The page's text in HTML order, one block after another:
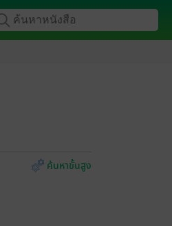
ค้นหาขั้นสูง